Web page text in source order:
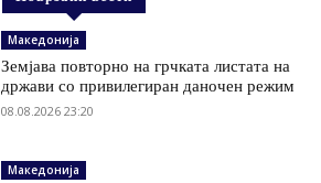
Македонија
Земјава повторно на грчката листата на
држави со привилегиран даночен режим
08.08.2026 23:20
Македонија